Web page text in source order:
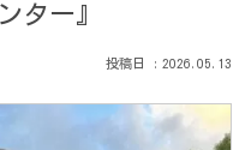
ター』
2026.05.13